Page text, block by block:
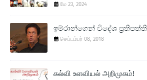
மே 23, 2024
ඉම්රාන්ගෙන් විදේශ ප‍්‍රතිපත්ති
செப்டம்பர் 08, 2018
கல்வி உளவியல் அறிமுகம்!